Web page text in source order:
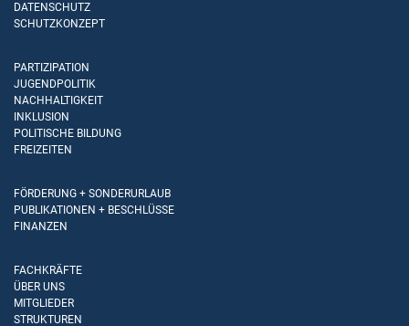
DATENSCHUTZ
SCHUTZKONZEPT
PARTIZIPATION
JUGENDPOLITIK
NACHHALTIGKEIT
INKLUSION
POLITISCHE BILDUNG
FREIZEITEN
FÖRDERUNG + SONDERURLAUB
PUBLIKATIONEN + BESCHLÜSSE
FINANZEN
FACHKRÄFTE
ÜBER UNS
MITGLIEDER
STRUKTUREN